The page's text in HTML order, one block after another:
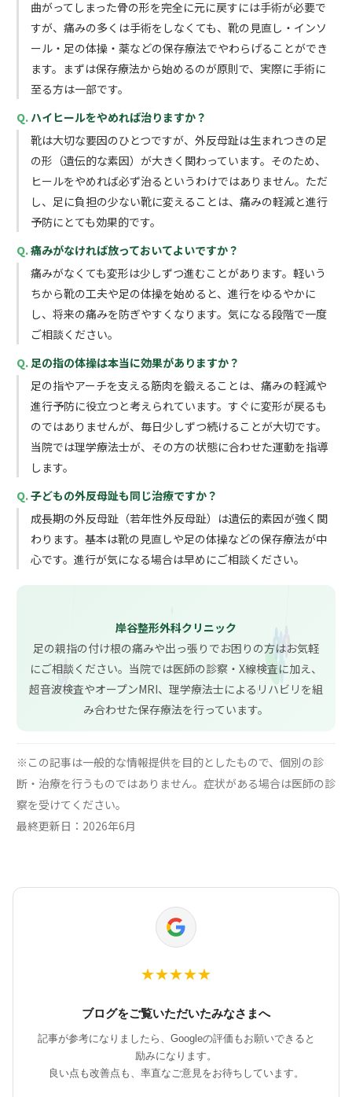
曲がってしまった骨の形を完全に元に戻すには手術が必要で
すが、痛みの多くは手術をしなくても、靴の見直し・インソ
ール・足の体操・薬などの保存療法でやわらげることができ
ます。まずは保存療法から始めるのが原則で、実際に手術に
至る方は一部です。
ハイヒールをやめれば治りますか？
靴は大切な要因のひとつですが、外反母趾は生まれつきの足
の形（遺伝的な素因）が大きく関わっています。そのため、
ヒールをやめれば必ず治るというわけではありません。ただ
し、足に負担の少ない靴に変えることは、痛みの軽減と進行
予防にとても効果的です。
痛みがなければ放っておいてよいですか？
痛みがなくても変形は少しずつ進むことがあります。軽いう
ちから靴の工夫や足の体操を始めると、進行をゆるやかに
し、将来の痛みを防ぎやすくなります。気になる段階で一度
ご相談ください。
足の指の体操は本当に効果がありますか？
足の指やアーチを支える筋肉を鍛えることは、痛みの軽減や
進行予防に役立つと考えられています。すぐに変形が戻るも
のではありませんが、毎日少しずつ続けることが大切です。
当院では理学療法士が、その方の状態に合わせた運動を指導
します。
子どもの外反母趾も同じ治療ですか？
成長期の外反母趾（若年性外反母趾）は遺伝的素因が強く関
わります。基本は靴の見直しや足の体操などの保存療法が中
心です。進行が気になる場合は早めにご相談ください。
岸谷整形外科クリニック
足の親指の付け根の痛みや出っ張りでお困りの方はお気軽
にご相談ください。当院では医師の診察・X線検査に加え、
超音波検査やオープンMRI、理学療法士によるリハビリを組
み合わせた保存療法を行っています。
※この記事は一般的な情報提供を目的としたもので、個別の診
断・治療を行うものではありません。症状がある場合は医師の診
察を受けてください。
最終更新日：2026年6月
★★★★★
ブログをご覧いただいたみなさまへ
記事が参考になりましたら、Googleの評価もお願いできると
励みになります。
良い点も改善点も、率直なご意見をお待ちしています。